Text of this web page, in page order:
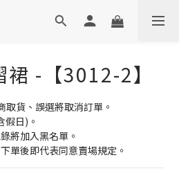
-【3012-2】
貨、誤選將取消訂單。
日)。
將加入黑名單。
單後即代表同意賣場規定。